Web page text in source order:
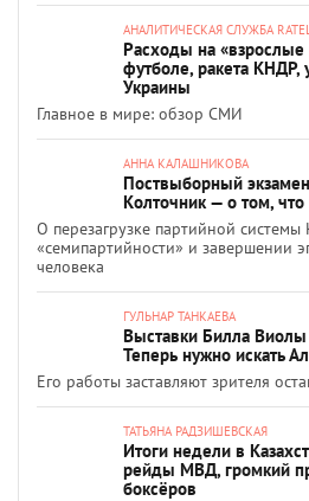
АНАЛИТИЧЕСКАЯ СЛУЖБА
Расходы на «взрослые
футболе, ракета КНДР,
Украины
Главное в мире: обзор СМИ
АННА КАЛАШНИКОВА
Поствыборный
Колточник — о том,
О перезагрузке партийной
«семипартийности» и завершении
человека
ГУЛЬНАР ТАНКАЕВА
Выставки Билла
Теперь нужно искать
Его работы заставляют зрителя
ТАТЬЯНА РАДЗИШЕВСКАЯ
Итоги недели в
рейды МВД, громкий
боксёров